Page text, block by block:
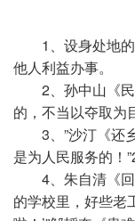
1、设身处地
他人利益办事。
2、孙中山《
的，不当以夺取为
3、”沙汀《还
是为人民服务的！
4、朱自清《
的学校里，好些老